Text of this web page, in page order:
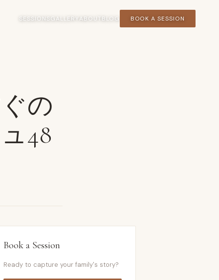
SESSIONSGALLERYABOUTBLOG BOOK A SESSION
の
48
Book a Session
Ready to capture your family's story?